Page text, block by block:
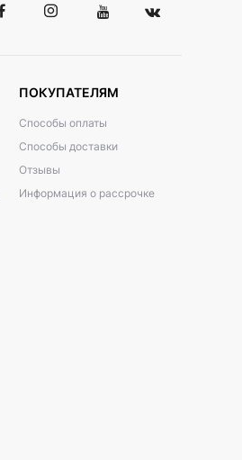
ПОКУПАТЕЛЯМ
Способы оплаты
Способы доставки
Отзывы
Информация о рассрочке